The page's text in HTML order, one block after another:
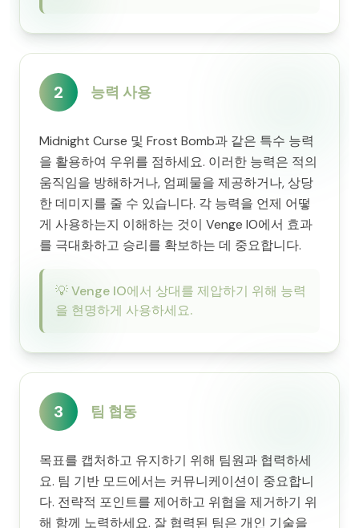
2 능력 사용
Midnight Curse 및 Frost Bomb과 같은 특수 능력
을 활용하여 우위를 점하세요. 이러한 능력은 적의
움직임을 방해하거나, 엄폐물을 제공하거나, 상당
한 데미지를 줄 수 있습니다. 각 능력을 언제 어떻
게 사용하는지 이해하는 것이 Venge IO에서 효과
를 극대화하고 승리를 확보하는 데 중요합니다.
💡Venge IO에서 상대를 제압하기 위해 능력
을 현명하게 사용하세요.
3 팀 협동
목표를 캡처하고 유지하기 위해 팀원과 협력하세
요. 팀 기반 모드에서는 커뮤니케이션이 중요합니
다. 전략적 포인트를 제어하고 위협을 제거하기 위
해 함께 노력하세요. 잘 협력된 팀은 개인 기술을